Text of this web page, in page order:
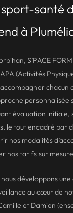
santé
à
S’PACE
(Activités
chacun
personnalisée
évaluation initiale,
le tout encadré par
nos modalités
nos tarifssur
développons
au cœur de
et Damien